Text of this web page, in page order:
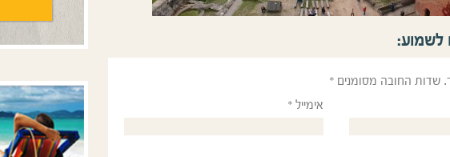
לשמוע:
שדות החובה מסומנים *
אימייל *